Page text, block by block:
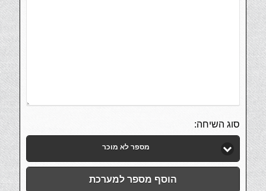
סוג השיחה:
מספר לא מוכר
הוסף מספר למערכת